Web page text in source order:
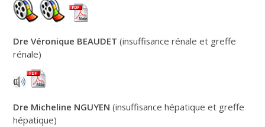
Dre Véronique BEAUDET (insuffisance rénale et greffe
rénale)
Dre Micheline NGUYEN (insuffisance hépatique et greffe
hépatique)